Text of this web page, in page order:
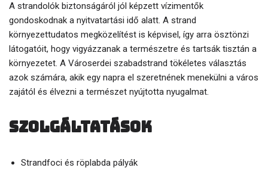
A strandolók biztonságáról jól képzett vízimentők
gondoskodnak a nyitvatartási idő alatt. A strand
környezettudatos megközelítést is képvisel, így arra ösztönzi
látogatóit, hogy vigyázzanak a természetre és tartsák tisztán a
környezetet. A Városerdei szabadstrand tökéletes választás
azok számára, akik egy napra el szeretnének menekülni a város
zajától és élvezni a természet nyújtotta nyugalmat.
Szolgáltatások
Strandfoci és röplabda pályák